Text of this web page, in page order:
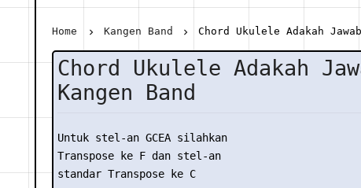
Home Kangen Band Chord Ukulele Adakah
Chord Ukulele Adakah
Kangen Band
Untuk stel-an GCEA silahkan
Transpose ke F dan stel-an
standar Transpose ke C